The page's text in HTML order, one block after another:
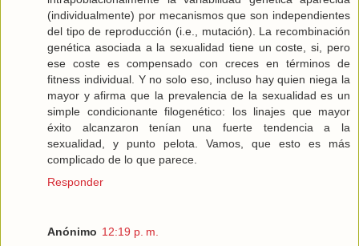
(individualmente) por mecanismos que son independientes
del tipo de reproducción (i.e., mutación). La recombinación
genética asociada a la sexualidad tiene un coste, si, pero
ese coste es compensado con creces en términos de
fitness individual. Y no solo eso, incluso hay quien niega la
mayor y afirma que la prevalencia de la sexualidad es un
simple condicionante filogenético: los linajes que mayor
éxito alcanzaron tenían una fuerte tendencia a la
sexualidad, y punto pelota. Vamos, que esto es más
complicado de lo que parece.
Responder
Anónimo 12:19 p. m.